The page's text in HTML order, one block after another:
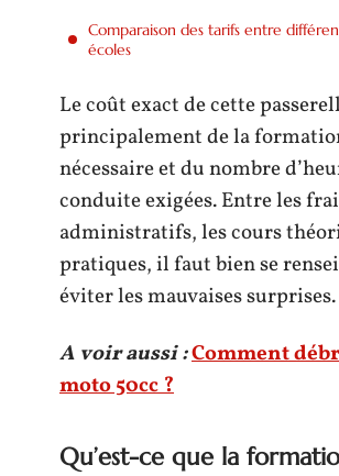
Comparaison des tarifs entre
écoles
Le coût exact de cette
principalement de la
nécessaire et du nombre
conduite exigées. Entre les
administratifs, les cours
pratiques, il faut bien se
éviter les mauvaises surprises.
A voir aussi :Comment
moto 50cc ?
Qu’est-ce que la